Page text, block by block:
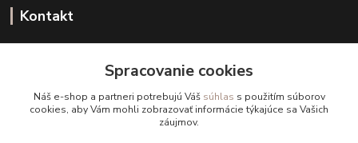
Kontakt
(Po.-Pi. 10.00 - 15.00)
info@kvalitnaBielizen.sk
Spracovanie cookies
Náš e-shop a partneri potrebujú Váš súhlas s použitím súborov
cookies, aby Vám mohli zobrazovať informácie týkajúce sa Vašich
záujmov.